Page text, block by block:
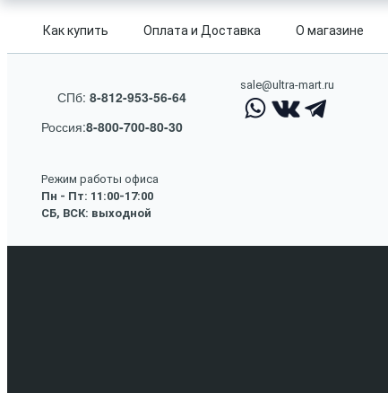
Как купить Оплата и Доставка О магазине
СПб: 8-812-953-56-64
Россия:8-800-700-80-30
sale@ultra-mart.ru
Режим работы офиса
Пн - Пт: 11:00-17:00
СБ, ВСК: выходной